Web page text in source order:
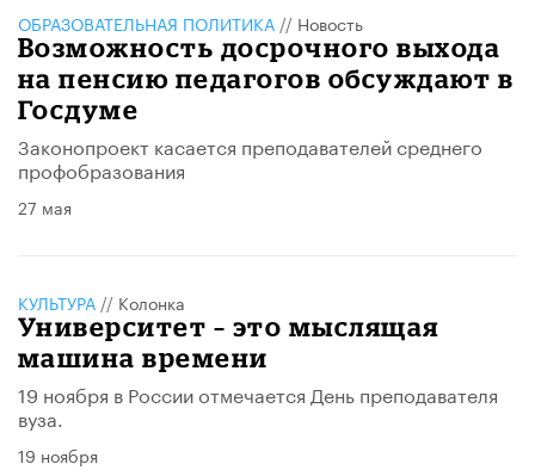
ОБРАЗОВАТЕЛЬНАЯ ПОЛИТИКА // Новость
Возможность досрочного выхода
на пенсию педагогов обсуждают в
Госдуме
Законопроект касается преподавателей среднего
профобразования
27 мая
КУЛЬТУРА // Колонка
Университет – это мыслящая
машина времени
19 ноября в России отмечается День преподавателя
вуза.
19 ноября